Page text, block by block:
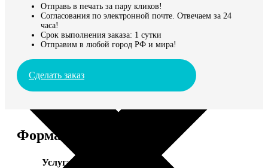
Отправь в печать за пару кликов!
Согласования по электронной почте. Отвечаем за 24
часа!
Срок выполнения заказа: 1 сутки
Отправим в любой город РФ и мира!
Сделать заказ
Форматы и цены
Услуга